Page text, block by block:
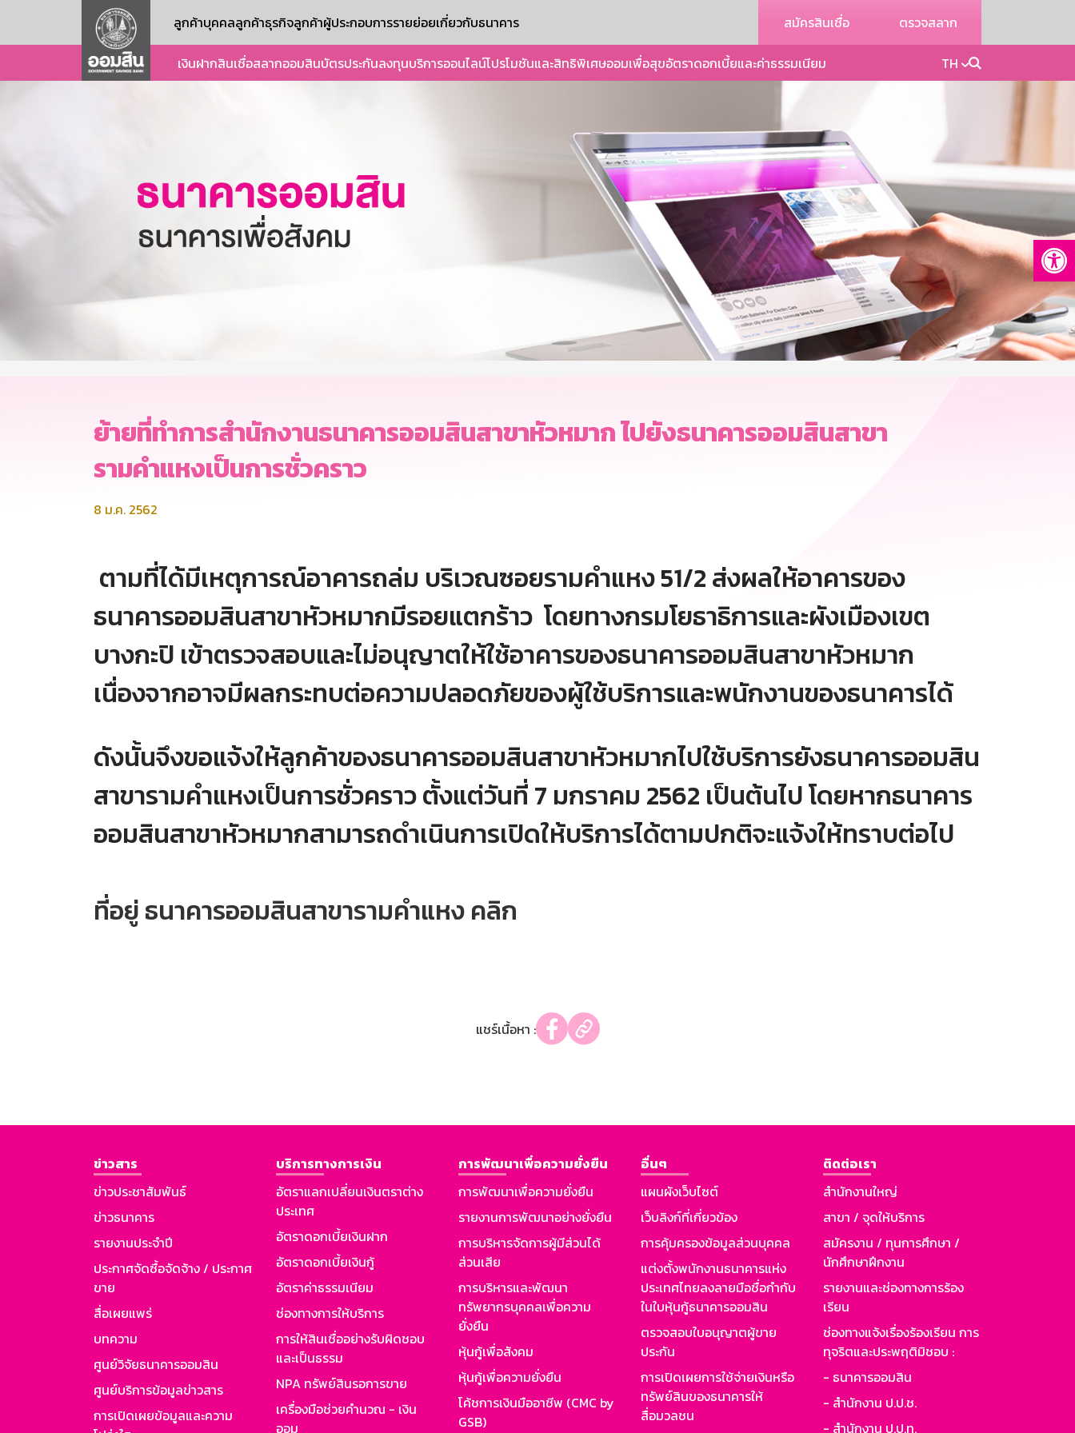
ลูกค้าบุคคลลูกค้าธุรกิจลูกค้าผู้ประกอบการรายย่อยเกี่ยวกับธนาคาร สมัครสินเชื่อ ตรวจสลาก
เงินฝากสินเชื่อสลากออมสินบัตรประกันลงทุนบริการออนไลน์โปรโมชันและสิทธิพิเศษออมเพื่อสุขอัตราดอกเบี้ยและค่าธรรมเนียม TH
ย้ายที่ทำการสำนักงานธนาคารออมสินสาขาหัวหมาก ไปยังธนาคารออมสินสาขา
รามคำแหงเป็นการชั่วคราว
8 ม.ค. 2562
ตามที่ได้มีเหตุการณ์อาคารถล่ม บริเวณซอยรามคำแหง 51/2 ส่งผลให้อาคารของ
ธนาคารออมสินสาขาหัวหมากมีรอยแตกร้าว โดยทางกรมโยธาธิการและผังเมืองเขต
บางกะปิ เข้าตรวจสอบและไม่อนุญาตให้ใช้อาคารของธนาคารออมสินสาขาหัวหมาก
เนื่องจากอาจมีผลกระทบต่อความปลอดภัยของผู้ใช้บริการและพนักงานของธนาคารได้
ดังนั้นจึงขอแจ้งให้ลูกค้าของธนาคารออมสินสาขาหัวหมากไปใช้บริการยังธนาคารออมสิน
สาขารามคำแหงเป็นการชั่วคราว ตั้งแต่วันที่ 7 มกราคม 2562 เป็นต้นไป โดยหากธนาคาร
ออมสินสาขาหัวหมากสามารถดำเนินการเปิดให้บริการได้ตามปกติจะแจ้งให้ทราบต่อไป
ที่อยู่ ธนาคารออมสินสาขารามคำแหง คลิก
แชร์เนื้อหา :
ข่าวสาร
ข่าวประชาสัมพันธ์
ข่าวธนาคาร
รายงานประจำปี
ประกาศจัดซื้อจัดจ้าง / ประกาศ
ขาย
สื่อเผยแพร่
บทความ
ศูนย์วิจัยธนาคารออมสิน
ศูนย์บริการข้อมูลข่าวสาร
การเปิดเผยข้อมูลและความ
บริการทางการเงิน
อัตราแลกเปลี่ยนเงินตราต่าง
ประเทศ
อัตราดอกเบี้ยเงินฝาก
อัตราดอกเบี้ยเงินกู้
อัตราค่าธรรมเนียม
ช่องทางการให้บริการ
การให้สินเชื่ออย่างรับผิดชอบ
และเป็นธรรม
NPA ทรัพย์สินรอการขาย
เครื่องมือช่วยคำนวณ - เงิน
ออม
การพัฒนาเพื่อความยั่งยืน
การพัฒนาเพื่อความยั่งยืน
รายงานการพัฒนาอย่างยั่งยืน
การบริหารจัดการผู้มีส่วนได้
ส่วนเสีย
การบริหารและพัฒนา
ทรัพยากรบุคคลเพื่อความ
ยั่งยืน
หุ้นกู้เพื่อสังคม
หุ้นกู้เพื่อความยั่งยืน
โค้ชการเงินมืออาชีพ (CMC by
GSB)
อื่นๆ
แผนผังเว็บไซต์
เว็บลิงก์ที่เกี่ยวข้อง
การคุ้มครองข้อมูลส่วนบุคคล
แต่งตั้งพนักงานธนาคารแห่ง
ประเทศไทยลงลายมือชื่อกำกับ
ในใบหุ้นกู้ธนาคารออมสิน
ตรวจสอบใบอนุญาตผู้ขาย
ประกัน
การเปิดเผยการใช้จ่ายเงินหรือ
ทรัพย์สินของธนาคารให้
สื่อมวลชน
ติดต่อเรา
สำนักงานใหญ่
สาขา / จุดให้บริการ
สมัครงาน / ทุนการศึกษา /
นักศึกษาฝึกงาน
รายงานและช่องทางการร้อง
เรียน
ช่องทางแจ้งเรื่องร้องเรียน การ
ทุจริตและประพฤติมิชอบ :
- ธนาคารออมสิน
- สำนักงาน ป.ป.ช.
- สำนักงาน ป.ป.ท.